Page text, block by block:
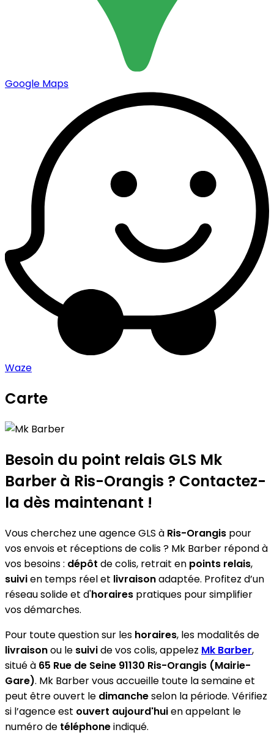
Google Maps
Waze
Carte
+
−
Besoin du point relais GLS Mk
Barber à Ris-Orangis ? Contactez-
la dès maintenant !
Vous cherchez une agence GLS à Ris-Orangis pour
vos envois et réceptions de colis ? Mk Barber répond à
vos besoins : dépôt de colis, retrait en points relais,
suivien temps réel et livraisonadaptée. Profitez d’un
réseau solide et d'horaires pratiques pour simplifier
vos démarches.
Pour toute question sur les horaires, les modalités de
livraisonou le suivide vos colis, appelez Mk Barber,
situé à 65 Rue de Seine 91130 Ris-Orangis (Mairie-
Gare). Mk Barber vous accueille toute la semaine et
peut être ouvert le dimancheselon la période. Vérifiez
si l’agence est ouvert aujourd'huien appelant le
numéro de téléphoneindiqué.